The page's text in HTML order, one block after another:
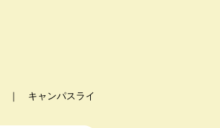
｜ キャンパスライ